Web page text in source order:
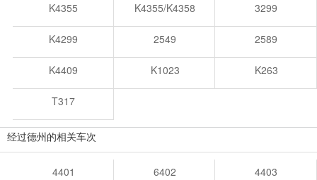
K4355 K4355/K4358 3299
K4299 2549 2589
K4409 K1023 K263
T317
经过德州的相关车次
4401 6402 4403